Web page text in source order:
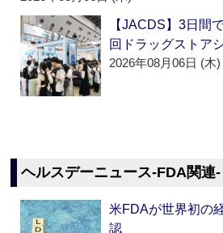
【JACDS】3日間
回ドラッグストア
2026年08月06日 (木)
ヘルスデーニュース‐FDA関連‐
米FDAが世界初の
認